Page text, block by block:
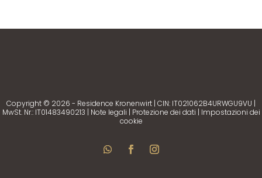
Copyright © 2026 - Residence Kronenwirt | CIN: IT021062B4URWGU9VU |
MwSt. Nr.: IT01483490213 | Note legali | Protezione dei dati | Impostazioni dei
cookie